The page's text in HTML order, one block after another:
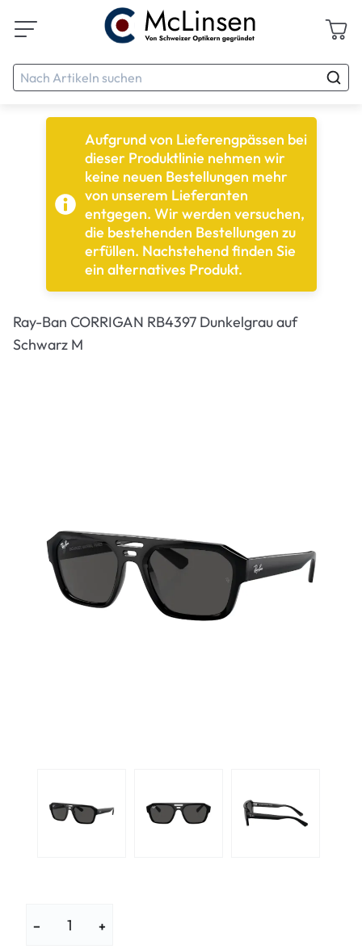
Aufgrund von Lieferengpässen bei
dieser Produktlinie nehmen wir
keine neuen Bestellungen mehr
von unserem Lieferanten
entgegen. Wir werden versuchen,
die bestehenden Bestellungen zu
erfüllen. Nachstehend finden Sie
ein alternatives Produkt.
Ray-Ban CORRIGAN RB4397 Dunkelgrau auf
Schwarz M
− +